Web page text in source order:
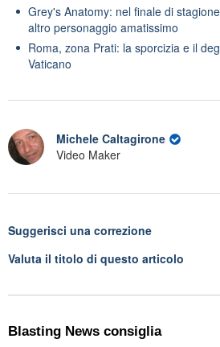
Grey's Anatomy: nel finale di
altro personaggio amatissimo
Roma, zona Prati: la sporcizia e il
Vaticano
Michele Caltagirone
Video Maker
Suggerisci una correzione
Valuta il titolo di questo articolo
Blasting News consiglia